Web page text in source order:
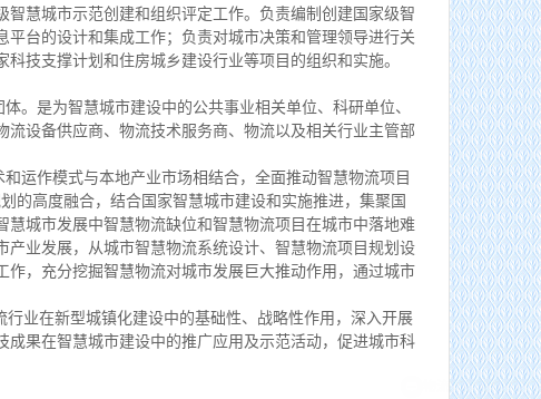
慧城市示范创建和组织评定工作。负责编制创建国家级智
台的设计和集成工作；负责对城市决策和管理领导进行关
技支撑计划和住房城乡建设行业等项目的组织和实施。
是为智慧城市建设中的公共事业相关单位、科研单位、
设备供应商、物流技术服务商、物流以及相关行业主管部
运作模式与本地产业市场相结合，全面推动智慧物流项目
的高度融合，结合国家智慧城市建设和实施推进，集聚国
城市发展中智慧物流缺位和智慧物流项目在城市中落地难
业发展，从城市智慧物流系统设计、智慧物流项目规划设
，充分挖掘智慧物流对城市发展巨大推动作用，通过城市
业在新型城镇化建设中的基础性、战略性作用，深入开展
果在智慧城市建设中的推广应用及示范活动，促进城市科